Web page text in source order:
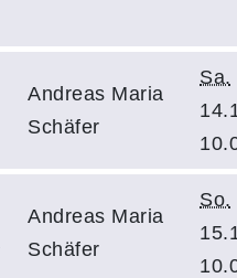
Andreas Maria
Schäfer
Sa.
Andreas Maria
Schäfer
So.